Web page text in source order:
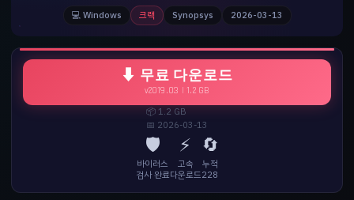
💻 Windows 크랙 Synopsys 2026-03-13
⬇ 무료 다운로드
v2019.03 | 1.2 GB
📦 1.2 GB
📅 2026-03-13
🛡️
바이러스
검사 완료
⚡
고속
다운로드
🔄
누적
228